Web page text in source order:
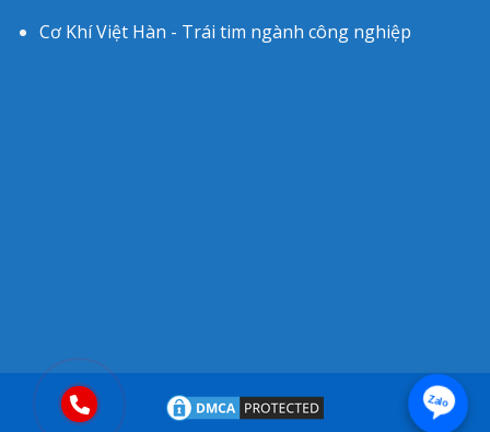
Cơ Khí Việt Hàn - Trái tim ngành công nghiệp
Zalo